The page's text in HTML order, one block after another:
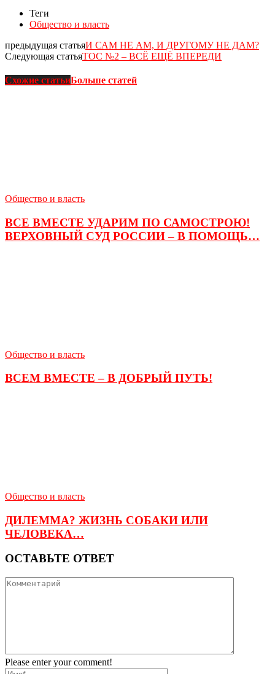
Теги
Общество и власть
предыдущая статьяИ САМ НЕ АМ, И ДРУГОМУ НЕ ДАМ?
Следующая статьяТОС №2 – ВСЁ ЕЩЁ ВПЕРЕДИ
Схожие статьиБольше статей
Общество и власть
ВСЕ ВМЕСТЕ УДАРИМ ПО САМОСТРОЮ!
ВЕРХОВНЫЙ СУД РОССИИ – В ПОМОЩЬ…
Общество и власть
ВСЕМ ВМЕСТЕ – В ДОБРЫЙ ПУТЬ!
Общество и власть
ДИЛЕММА? ЖИЗНЬ СОБАКИ ИЛИ
ЧЕЛОВЕКА…
ОСТАВЬТЕ ОТВЕТ
Please enter your comment!